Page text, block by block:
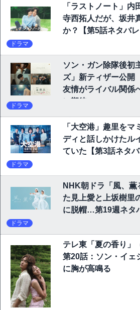
「ラストノート」内
寺西拓人だが、坂井
か？【第5話ネタバレ
ドラマ
ソン・ガン除隊後初
ズ」新ティザー公
友情がライバル関係
に期待
ドラマ
「大空港」趣里を
ディと話しかけたル
ていた【第3話ネタバ
ドラマ
NHK朝ドラ「風、
た見上愛と上坂樹里
に脱帽…第19週ネタ
ドラマ
テレ東「夏の香り」
第20話：ソン・イェ
に胸が高鳴る